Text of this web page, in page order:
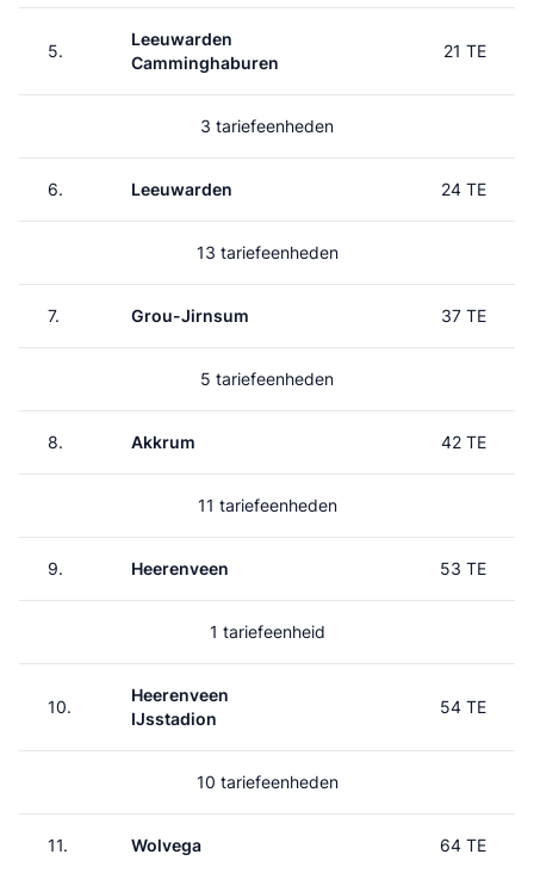
5.
Leeuwarden
Camminghaburen
21 TE
3 tariefeenheden
6. Leeuwarden 24 TE
13 tariefeenheden
7. Grou-Jirnsum 37 TE
5 tariefeenheden
8. Akkrum 42 TE
11 tariefeenheden
9. Heerenveen 53 TE
1 tariefeenheid
10.
Heerenveen
IJsstadion
54 TE
10 tariefeenheden
11. Wolvega 64 TE